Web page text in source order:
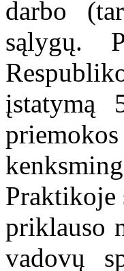
darbo
sąlygų.
įstatymą
Praktikoje
priklauso
vadovų